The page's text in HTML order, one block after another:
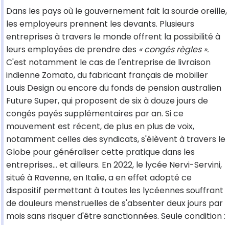
Dans les pays où le gouvernement fait la sourde oreille,
les employeurs prennent les devants. Plusieurs
entreprises à travers le monde offrent la possibilité à
leurs employées de prendre des « congés règles ».
C'est notamment le cas de l'entreprise de livraison
indienne Zomato, du fabricant français de mobilier
Louis Design ou encore du fonds de pension australien
Future Super, qui proposent de six à douze jours de
congés payés supplémentaires par an. Si ce
mouvement est récent, de plus en plus de voix,
notamment celles des syndicats, s'élèvent à travers le
Globe pour généraliser cette pratique dans les
entreprises... et ailleurs. En 2022, le lycée Nervi-Servini,
situé à Ravenne, en Italie, a en effet adopté ce
dispositif permettant à toutes les lycéennes souffrant
de douleurs menstruelles de s'absenter deux jours par
mois sans risquer d'être sanctionnées. Seule condition :